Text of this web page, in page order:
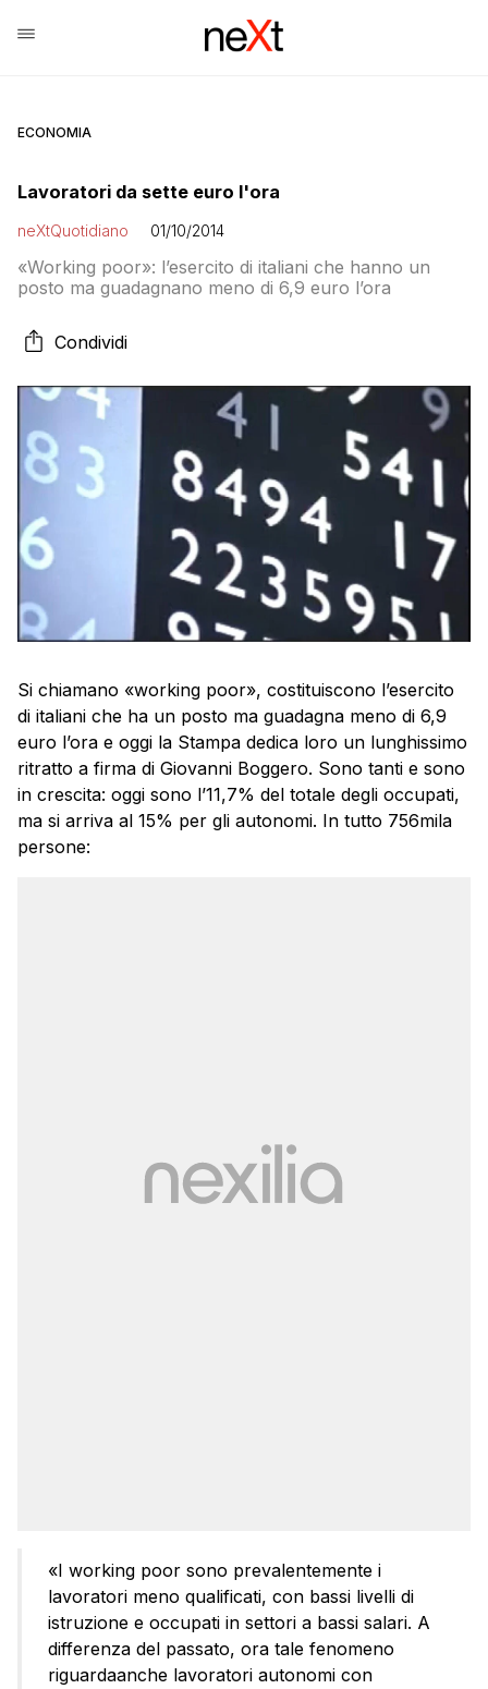
ECONOMIA
Lavoratori da sette euro l'ora
neXtQuotidiano 01/10/2014
«Working poor»: l’esercito di italiani che hanno un
posto ma guadagnano meno di 6,9 euro l’ora
Condividi
Si chiamano «working poor», costituiscono l’esercito
di italiani che ha un posto ma guadagna meno di 6,9
euro l’ora e oggi la Stampa dedica loro un lunghissimo
ritratto a firma di Giovanni Boggero. Sono tanti e sono
in crescita: oggi sono l’11,7% del totale degli occupati,
ma si arriva al 15% per gli autonomi. In tutto 756mila
persone:
«I working poor sono prevalentemente i
lavoratori meno qualificati, con bassi livelli di
istruzione e occupati in settori a bassi salari. A
differenza del passato, ora tale fenomeno
riguardaanche lavoratori autonomi con